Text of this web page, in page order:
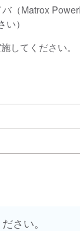
（Matrox
）
してください。
さい。